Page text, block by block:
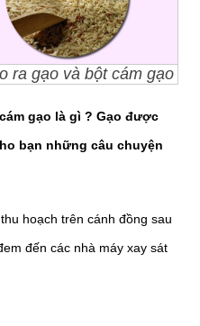
ra gạo và bột cám gạo
gạo là gì ? Gạo được
bạn những câu chuyện
hoạch trên cánh đồng sau
đến các nhà máy xay sát